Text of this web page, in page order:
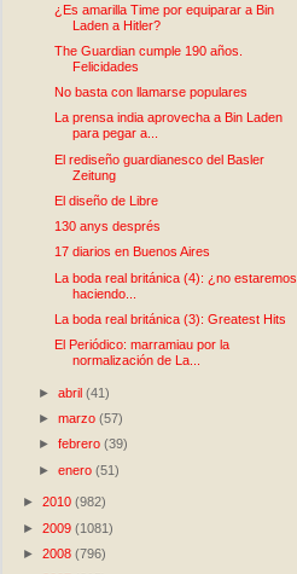
¿Es amarilla Time por equiparar a Bin
Laden a Hitler?
The Guardian cumple 190 años.
Felicidades
No basta con llamarse populares
La prensa india aprovecha a Bin Laden
para pegar a...
El rediseño guardianesco del Basler
Zeitung
El diseño de Libre
130 anys després
17 diarios en Buenos Aires
La boda real británica (4): ¿no estaremos
haciendo...
La boda real británica (3): Greatest Hits
El Periódico: marramiau por la
normalización de La...
►abril(41)
►marzo(57)
►febrero(39)
►enero(51)
► 2010 (982)
► 2009 (1081)
► 2008 (796)